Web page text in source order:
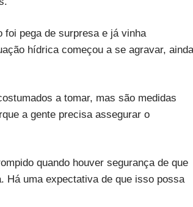
foi pega de surpresa e já vinha
hídrica começou a se agravar, ainda
a tomar, mas são medidas
a gente precisa assegurar o
quando houver segurança de que
Há uma expectativa de que isso possa